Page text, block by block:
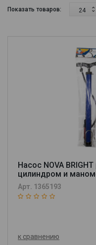
Показать товаров: 24
Насос NOVA
цилиндром и
Арт. 1365193
к сравнению